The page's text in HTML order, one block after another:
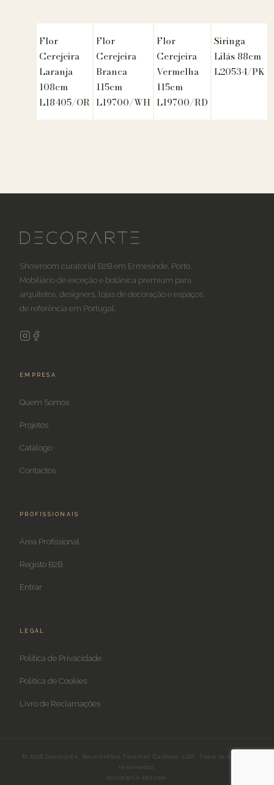
Flor
Cerejeira
Laranja
108cm
L18405/OR
Flor
Cerejeira
Branca
115cm
L19700/WH
Flor
Cerejeira
Vermelha
115cm
L19700/RD
Siringa
Lilás 88cm
L20534/PK
Showroom curatorial B2B em Ermesinde, Porto.
Mobiliário de exceção e botânica premium para
arquitetos, designers, lojas de decoração e espaços
de referência em Portugal.
EMPRESA
Quem Somos
Projetos
Catálogo
Contactos
PROFISSIONAIS
Área Profissional
Registo B2B
Entrar
LEGAL
Política de Privacidade
Política de Cookies
Livro de Reclamações
© 2026 Decorarte, Bernardino Teixeira Cardoso, LDA. Todos os direitos
reservados.
decorarte-btc.com